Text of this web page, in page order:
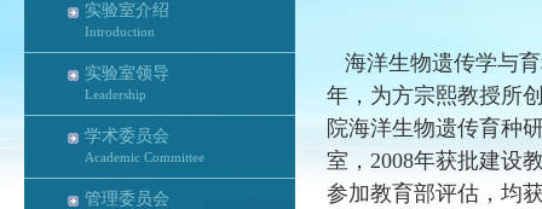
实验室介绍
Introduction
实验室领导
Leadership
学术委员会
Academic Committee
管理委员会
海洋生物遗传学与
年，为方宗熙教授所
院海洋生物遗传育种
室，2008年获批建设
参加教育部评估，均